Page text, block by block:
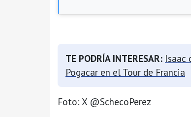
TE PODRÍA INTERESAR: Isaac
Pogacar en el Tour de Francia
Foto: X @SchecoPerez